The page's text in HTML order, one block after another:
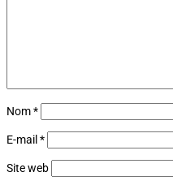
Nom*
E-mail *
Site web